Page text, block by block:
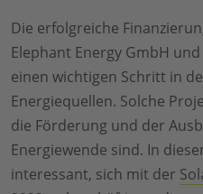
Die erfolgreiche
Elephant Energy GmbH
einen wichtigen Schritt in
Energiequellen. Solche
die Förderung und der
Energiewende sind. In
interessant, sich mit der